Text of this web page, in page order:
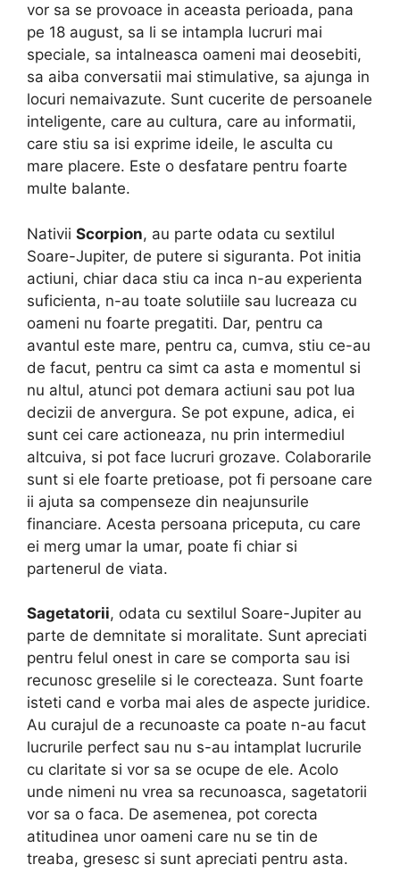
vor sa se provoace in aceasta perioada, pana
pe 18 august, sa li se intampla lucruri mai
speciale, sa intalneasca oameni mai deosebiti,
sa aiba conversatii mai stimulative, sa ajunga in
locuri nemaivazute. Sunt cucerite de persoanele
inteligente, care au cultura, care au informatii,
care stiu sa isi exprime ideile, le asculta cu
mare placere. Este o desfatare pentru foarte
multe balante.
Nativii Scorpion, au parte odata cu sextilul
Soare-Jupiter, de putere si siguranta. Pot initia
actiuni, chiar daca stiu ca inca n-au experienta
suficienta, n-au toate solutiile sau lucreaza cu
oameni nu foarte pregatiti. Dar, pentru ca
avantul este mare, pentru ca, cumva, stiu ce-au
de facut, pentru ca simt ca asta e momentul si
nu altul, atunci pot demara actiuni sau pot lua
decizii de anvergura. Se pot expune, adica, ei
sunt cei care actioneaza, nu prin intermediul
altcuiva, si pot face lucruri grozave. Colaborarile
sunt si ele foarte pretioase, pot fi persoane care
ii ajuta sa compenseze din neajunsurile
financiare. Acesta persoana priceputa, cu care
ei merg umar la umar, poate fi chiar si
partenerul de viata.
Sagetatorii, odata cu sextilul Soare-Jupiter au
parte de demnitate si moralitate. Sunt apreciati
pentru felul onest in care se comporta sau isi
recunosc greselile si le corecteaza. Sunt foarte
isteti cand e vorba mai ales de aspecte juridice.
Au curajul de a recunoaste ca poate n-au facut
lucrurile perfect sau nu s-au intamplat lucrurile
cu claritate si vor sa se ocupe de ele. Acolo
unde nimeni nu vrea sa recunoasca, sagetatorii
vor sa o faca. De asemenea, pot corecta
atitudinea unor oameni care nu se tin de
treaba, gresesc si sunt apreciati pentru asta.